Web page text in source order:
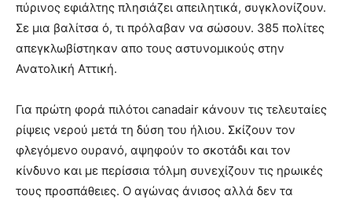
πύρινος εφιάλτης πλησιάζει απειλητικά, συγκλονίζουν.
Σε μια βαλίτσα ό, τι πρόλαβαν να σώσουν. 385 πολίτες
απεγκλωβίστηκαν απο τους αστυνομικούς στην
Ανατολική Αττική.
Για πρώτη φορά πιλότοι canadair κάνουν τις τελευταίες
ρίψεις νερού μετά τη δύση του ήλιου. Σκίζουν τον
φλεγόμενο ουρανό, αψηφούν το σκοτάδι και τον
κίνδυνο και με περίσσια τόλμη συνεχίζουν τις ηρωικές
τους προσπάθειες. Ο αγώνας άνισος αλλά δεν τα